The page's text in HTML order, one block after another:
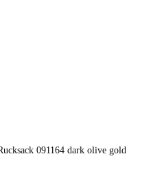
091164 dark olive gold